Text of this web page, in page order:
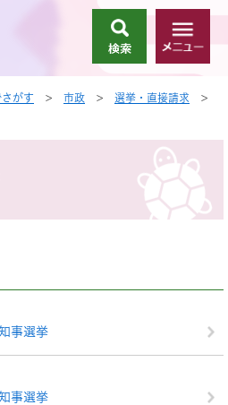
索
メ
ニ
ー
がす > 市政 > 選挙・直接請求
>
事選挙
事選挙